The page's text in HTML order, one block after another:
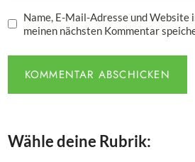
Name, E-Mail-Adresse und Website
meinen nächsten Kommentar
Wähle deine Rubrik: